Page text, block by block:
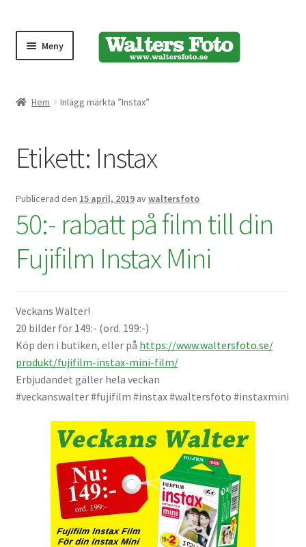
Meny
Bärremmar
Fjärrkontroller
Väskor
Objektiv Canon
Objektiv Nikon
Objektiv övriga
Objektivlock
Motljusskydd
Övriga objektivtillbehör & filter
Hem Inlägg märkta ”Instax”
Etikett: Instax
Publicerad den 15 april, 2019 avwaltersfoto
50:- rabatt på film till din
Fujifilm Instax Mini
Veckans Walter!
20 bilder för 149:- (ord. 199:-)
Köp den i butiken, eller på https://www.waltersfoto.se/
produkt/fujifilm-instax-mini-film/
Erbjudandet gäller hela veckan
#veckanswalter #fujifilm #instax #waltersfoto #instaxmini